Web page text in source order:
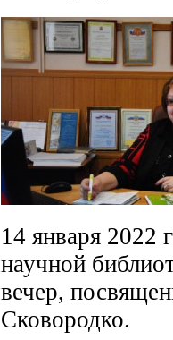
14 января 2022
научной
вечер,
Сковородко.